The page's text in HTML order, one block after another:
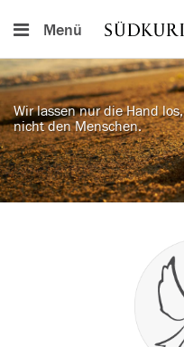
Menü
Wir lassen nur die Hand los,
nicht den Menschen.